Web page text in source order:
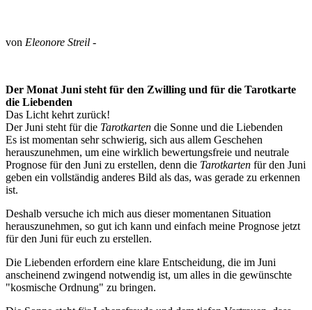
von Eleonore Streil -
Der Monat Juni steht für den Zwilling und für die Tarotkarte
die Liebenden
Das Licht kehrt zurück!
Der Juni steht für die Tarotkarten die Sonne und die Liebenden
Es ist momentan sehr schwierig, sich aus allem Geschehen
herauszunehmen, um eine wirklich bewertungsfreie und neutrale
Prognose für den Juni zu erstellen, denn die Tarotkarten für den Juni
geben ein vollständig anderes Bild als das, was gerade zu erkennen
ist.
Deshalb versuche ich mich aus dieser momentanen Situation
herauszunehmen, so gut ich kann und einfach meine Prognose jetzt
für den Juni für euch zu erstellen.
Die Liebenden erfordern eine klare Entscheidung, die im Juni
anscheinend zwingend notwendig ist, um alles in die gewünschte
"kosmische Ordnung" zu bringen.